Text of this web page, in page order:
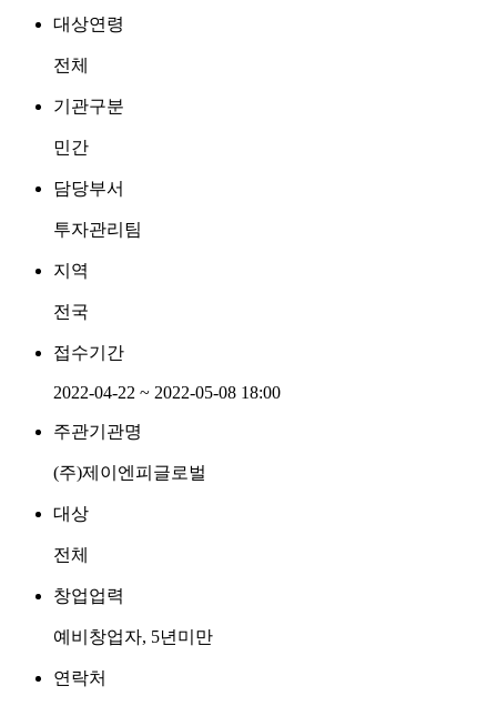
대상연령
전체
기관구분
민간
담당부서
투자관리팀
지역
전국
접수기간
2022-04-22 ~ 2022-05-08 18:00
주관기관명
(주)제이엔피글로벌
대상
전체
창업업력
예비창업자, 5년미만
연락처